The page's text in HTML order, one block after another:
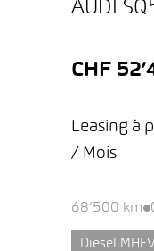
AUDI
CHF
Leasing à
/ Mois
68’500 km
Diesel MHEV